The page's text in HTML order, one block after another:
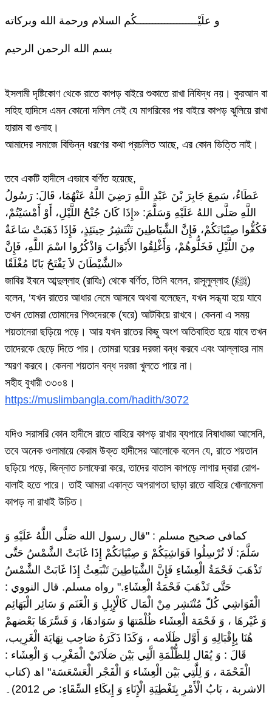
و علَيْــــــــــــــــــــكُم السلام ورحمة الله وبركاته
بسم الله الرحمن الرحيم
ইসলামী দৃষ্টিকোণ থেকে রাতে কাপড় বাইরে শুকাতে রাখা নিষিদ্ধ নয়। কুরআন বা
সহিহ হাদিসে এমন কোনো দলিল নেই যে মাগরিবের পর বাইরে কাপড় ঝুলিয়ে রাখা
হারাম বা গুনাহ।
আমাদের সমাজে বিভিন্ন ধরণের কথা প্রচলিত আছে, এর কোন ভিত্তি নাই।
তবে একটি হাদীসে এভাবে বর্ণিত হয়েছে,
عَطَاءٌ، سَمِعَ جَابِرَ بْنَ عَبْدِ اللَّهِ رَضِيَ اللَّهُ عَنْهُمَا، قَالَ: رَسُولُ
اللَّهِ صَلَّى اللهُ عَلَيْهِ وَسَلَّمَ: «إِذَا كَانَ جُنْحُ اللَّيْلِ، أَوْ أَمْسَيْتُمْ،
فَكُفُّوا صِبْيَانَكُمْ، فَإِنَّ الشَّيَاطِينَ تَنْتَشِرُ حِينَئِذٍ، فَإِذَا ذَهَبَتْ سَاعَةٌ
مِنَ اللَّيْلِ فَخَلُّوهُمْ، وَأَغْلِقُوا الأَبْوَابَ وَاذْكُرُوا اسْمَ اللَّهِ، فَإِنَّ
الشَّيْطَانَ لاَ يَفْتَحُ بَابًا مُغْلَقًا»
জাবির ইবনে আব্দুল্লাহ (রাযিঃ) থেকে বর্ণিত, তিনি বলেন, রাসূলুল্লাহ (ﷺ)
বলেন, ‘যখন রাতের আধার নেমে আসবে অথবা বলেছেন, যখন সন্ধ্যা হয়ে যাবে
তখন তোমরা তোমাদের শিশুদেরকে (ঘরে) আটকিয়ে রাখবে। কেননা এ সময়
শয়তানেরা ছড়িয়ে পড়ে। আর যখন রাতের কিছু অংশ অতিবাহিত হয়ে যাবে তখন
তাদেরকে ছেড়ে দিতে পার। তোমরা ঘরের দরজা বন্ধ করবে এবং আল্লাহর নাম
স্মরণ করবে। কেননা শয়তান বন্ধ দরজা খুলতে পারে না।
সহীহ বুখারী ৩৩০৪।
https://muslimbangla.com/hadith/3072
যদিও সরাসরি কোন হাদীসে রাতে বাহিরে কাপড় রাখার ব্যপারে নিষাধাজ্ঞা আসেনি,
তবে অনেক ওলামায়ে কেরাম উক্ত হাদীসের আলোকে বলেন যে, রাতে শয়তান
ছড়িয়ে পড়ে, জিন্নাত চলাফেরা করে, তাদের বাতাস কাপড়ে লাগার দ্বারা রোগ-
বালাই হতে পারে। তাই আমরা একান্ত অপরাগতা ছাড়া রাতে বাহিরে খোলামেলা
কাপড় না রাখাই উচিত।
کمافی صحیح مسلم : "قال رسول الله صَلَّى اللَّهُ عَلَيْهِ وَ
سَلَّمَ: لَا تُرْسِلُوا فَوَاشِيَكُمْ وَ صِبْيَانَكُمْ إِذَا غَابَتْ الشَّمْسُ حَتَّى
تَذْهَبَ فَحْمَةُ الْعِشَاءِ فَإِنَّ الشَّيَاطِينَ تَنْبَعِثُ إِذَا غَابَتْ الشَّمْسُ
حَتَّى تَذْهَبَ فَحْمَةُ الْعِشَاءِ." رواه مسلم. قال النووي :
الْفَوَاشِي كُلّ مُنْتَشِر مِنْ الْمَال كَالْإِبِلِ وَ الْغَنَم وَ سَائِر الْبَهَائِم
وَ غَيْرهَا ، وَ فَحْمَة الْعِشَاء ظُلْمَتهَا وَ سَوَادهَا، وَ فَسَّرَهَا بَعْضهمْ
هُنَا بِإِقْبَالِهِ وَ أَوَّل ظَلَامه ، وَكَذَا ذَكَرَهُ صَاحِب نِهَايَة الْغَرِيب،
قَالَ : وَ يُقَال لِلظُّلْمَةِ الَّتِي بَيْن صَلَاتَيْ الْمَغْرِب وَ الْعِشَاء :
الْفَحْمَة ، وَ لِلَّتِي بَيْن الْعِشَاء وَ الْفَجْر الْعَسْعَسَة" اھ (کتاب
الاشربة ، بَابُ الْأَمْرِ بِتَغْطِيَةِ الْإِنَاءِ وَ إِيكَاءِ السِّقَاءِ: ص 2012)۔